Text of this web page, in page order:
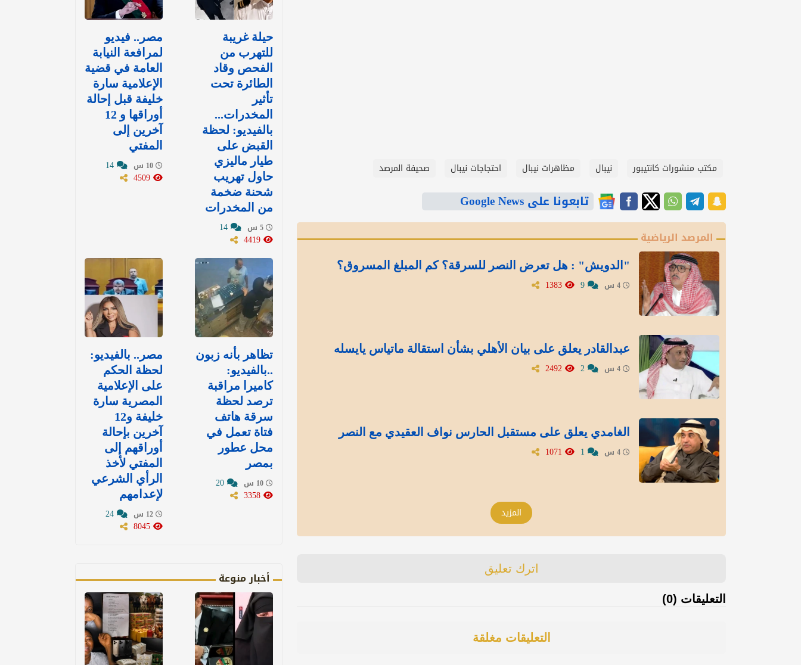
مكتب منشورات كانتيبور نيبال مظاهرات نيبال احتجاجات نيبال صحيفة المرصد
تابعونا على Google News
المرصد الرياضية
"الدويش" : هل تعرض النصر للسرقة؟ كم المبلغ المسروق؟
عبدالقادر يعلق على بيان الأهلي بشأن استقالة ماتياس يايسله
الغامدي يعلق على مستقبل الحارس نواف العقيدي مع النصر
المزيد
اترك تعليق
التعليقات (0)
التعليقات مغلقة
حيلة غريبة
للتهرب من
الفحص وقاد
الطائرة تحت
تأثير
المخدرات...
بالفيديو: لحظة
القبض على
طيار ماليزي
حاول تهريب
شحنة ضخمة
من المخدرات
مصر.. فيديو
لمرافعة النيابة
العامة في قضية
الإعلامية سارة
خليفة قبل إحالة
أوراقها و 12
آخرين إلى
المفتي
تظاهر بأنه زبون
..بالفيديو:
كاميرا مراقبة
ترصد لحظة
سرقة هاتف
فتاة تعمل في
محل عطور
بمصر
مصر.. بالفيديو:
لحظة الحكم
على الإعلامية
المصرية سارة
خليفة و12
آخرين بإحالة
أوراقهم إلى
المفتي لأخذ
الرأي الشرعي
لإعدامهم
أخبار منوعة